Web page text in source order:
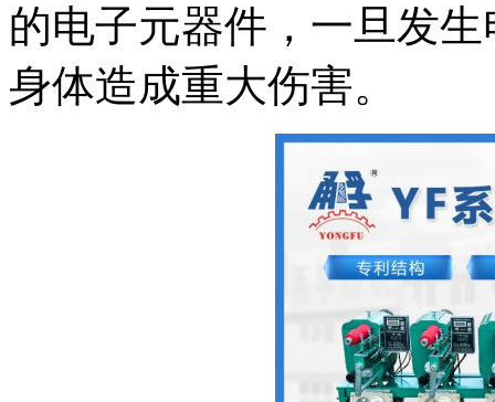
的电子元器件，一旦发
身体造成重大伤害。